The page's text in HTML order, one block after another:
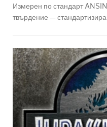
Измерен по стандарт
твърдение —